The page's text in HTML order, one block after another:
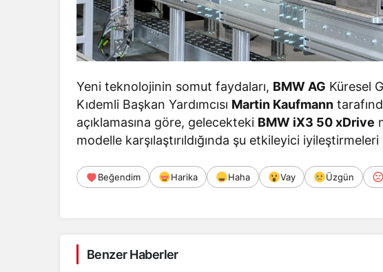
Yeni teknolojinin somut faydaları, BMW AG Küresel
Kıdemli Başkan Yardımcısı Martin Kaufmann
açıklamasına göre, gelecekteki BMW iX3 50 xDrive
modelle karşılaştırıldığında şu etkileyici
Beğendim Harika Haha Vay Üzgün
Benzer Haberler